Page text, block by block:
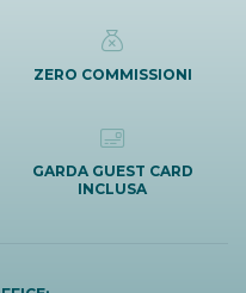
ZERO COMMISSIONI
GARDA GUEST CARD
INCLUSA